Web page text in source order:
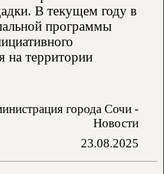
В текущем году в
программы
на территории
города Сочи -
Новости
23.08.2025